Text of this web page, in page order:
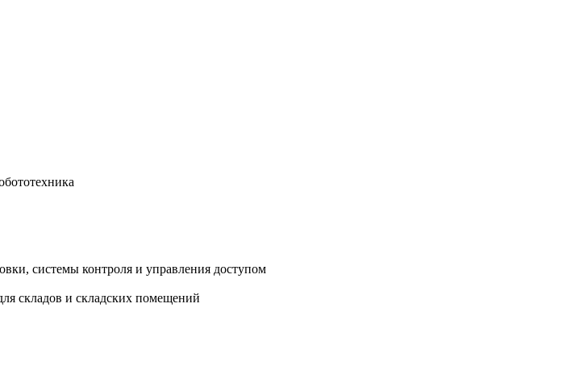
системы контроля и управления доступом
складов и складских помещений